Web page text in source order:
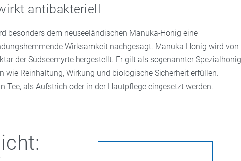
antibakteriell
besonders dem neuseeländischen Manuka-Honig eine
Wirksamkeit nachgesagt. Manuka Honig wird von
der Südseemyrte hergestellt. Er gilt als sogenannter Spezialhonig
wie Reinhaltung, Wirkung und biologische Sicherheit erfüllen.
Tee, als Aufstrich oder in der Hautpflege eingesetzt werden.